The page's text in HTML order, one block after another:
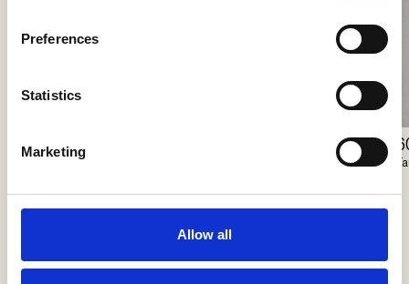
Preferences
Statistics
Marketing
Allow all
60/100 Coverplate